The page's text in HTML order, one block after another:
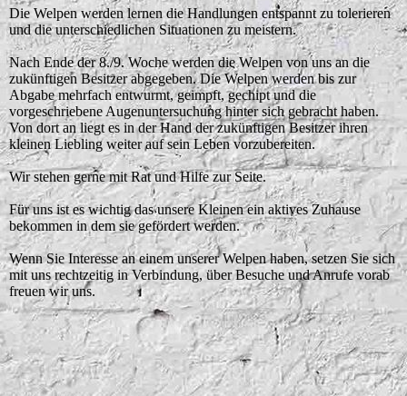
Die Welpen werden lernen die Handlungen entspannt zu tolerieren
und die unterschiedlichen Situationen zu meistern.
Nach Ende der 8./9. Woche werden die Welpen von uns an die
zukünftigen Besitzer abgegeben. Die Welpen werden bis zur
Abgabe mehrfach entwurmt, geimpft, gechipt und die
vorgeschriebene Augenuntersuchung hinter sich gebracht haben.
Von dort an liegt es in der Hand der zukünftigen Besitzer ihren
kleinen Liebling weiter auf sein Leben vorzubereiten.
Wir stehen gerne mit Rat und Hilfe zur Seite.
Für uns ist es wichtig das unsere Kleinen ein aktives Zuhause
bekommen in dem sie gefördert werden.
Wenn Sie Interesse an einem unserer Welpen haben, setzen Sie sich
mit uns rechtzeitig in Verbindung, über Besuche und Anrufe vorab
freuen wir uns.